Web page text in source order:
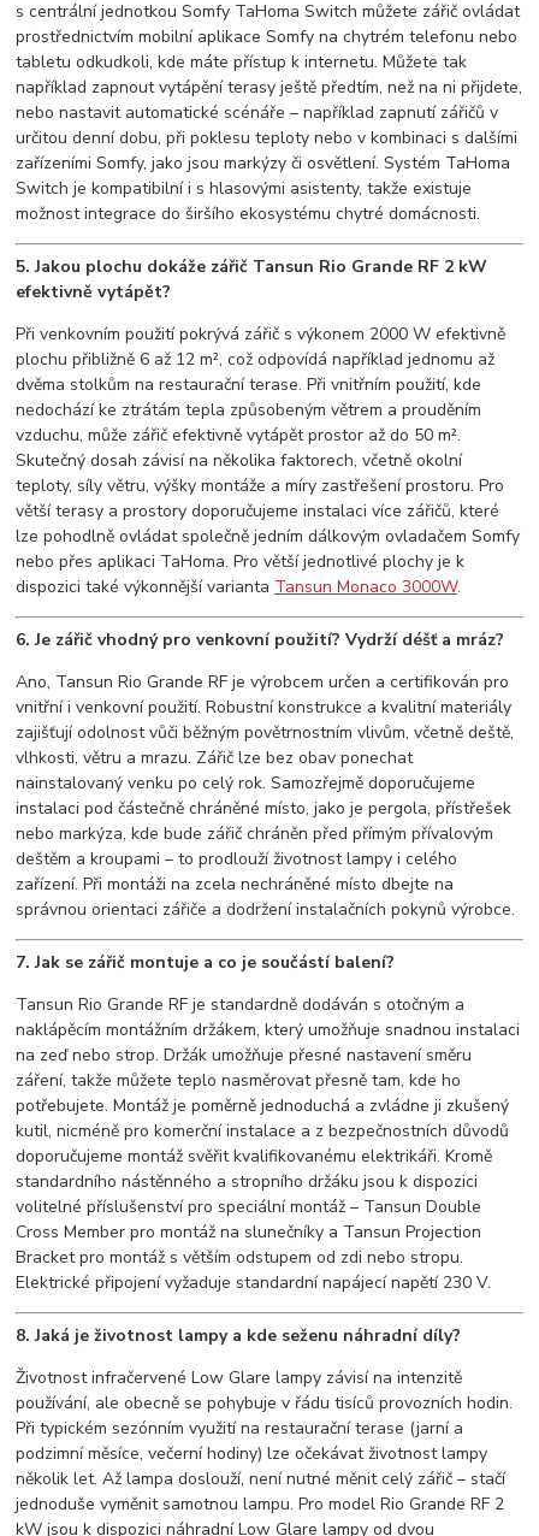
s centrální jednotkou Somfy TaHoma Switch můžete zářič ovládat
prostřednictvím mobilní aplikace Somfy na chytrém telefonu nebo
tabletu odkudkoli, kde máte přístup k internetu. Můžete tak
například zapnout vytápění terasy ještě předtím, než na ni přijdete,
nebo nastavit automatické scénáře – například zapnutí zářičů v
určitou denní dobu, při poklesu teploty nebo v kombinaci s dalšími
zařízeními Somfy, jako jsou markýzy či osvětlení. Systém TaHoma
Switch je kompatibilní i s hlasovými asistenty, takže existuje
možnost integrace do širšího ekosystému chytré domácnosti.
5. Jakou plochu dokáže zářič Tansun Rio Grande RF 2 kW
efektivně vytápět?
Při venkovním použití pokrývá zářič s výkonem 2000 W efektivně
plochu přibližně 6 až 12 m², což odpovídá například jednomu až
dvěma stolkům na restaurační terase. Při vnitřním použití, kde
nedochází ke ztrátám tepla způsobeným větrem a prouděním
vzduchu, může zářič efektivně vytápět prostor až do 50 m².
Skutečný dosah závisí na několika faktorech, včetně okolní
teploty, síly větru, výšky montáže a míry zastřešení prostoru. Pro
větší terasy a prostory doporučujeme instalaci více zářičů, které
lze pohodlně ovládat společně jedním dálkovým ovladačem Somfy
nebo přes aplikaci TaHoma. Pro větší jednotlivé plochy je k
dispozici také výkonnější varianta Tansun Monaco 3000W.
6. Je zářič vhodný pro venkovní použití? Vydrží déšť a mráz?
Ano, Tansun Rio Grande RF je výrobcem určen a certifikován pro
vnitřní i venkovní použití. Robustní konstrukce a kvalitní materiály
zajišťují odolnost vůči běžným povětrnostním vlivům, včetně deště,
vlhkosti, větru a mrazu. Zářič lze bez obav ponechat
nainstalovaný venku po celý rok. Samozřejmě doporučujeme
instalaci pod částečně chráněné místo, jako je pergola, přístřešek
nebo markýza, kde bude zářič chráněn před přímým přívalovým
deštěm a kroupami – to prodlouží životnost lampy i celého
zařízení. Při montáži na zcela nechráněné místo dbejte na
správnou orientaci zářiče a dodržení instalačních pokynů výrobce.
7. Jak se zářič montuje a co je součástí balení?
Tansun Rio Grande RF je standardně dodáván s otočným a
naklápěcím montážním držákem, který umožňuje snadnou instalaci
na zeď nebo strop. Držák umožňuje přesné nastavení směru
záření, takže můžete teplo nasměrovat přesně tam, kde ho
potřebujete. Montáž je poměrně jednoduchá a zvládne ji zkušený
kutil, nicméně pro komerční instalace a z bezpečnostních důvodů
doporučujeme montáž svěřit kvalifikovanému elektrikáři. Kromě
standardního nástěnného a stropního držáku jsou k dispozici
volitelné příslušenství pro speciální montáž – Tansun Double
Cross Member pro montáž na slunečníky a Tansun Projection
Bracket pro montáž s větším odstupem od zdi nebo stropu.
Elektrické připojení vyžaduje standardní napájecí napětí 230 V.
8. Jaká je životnost lampy a kde seženu náhradní díly?
Životnost infračervené Low Glare lampy závisí na intenzitě
používání, ale obecně se pohybuje v řádu tisíců provozních hodin.
Při typickém sezónním využití na restaurační terase (jarní a
podzimní měsíce, večerní hodiny) lze očekávat životnost lampy
několik let. Až lampa doslouží, není nutné měnit celý zářič – stačí
jednoduše vyměnit samotnou lampu. Pro model Rio Grande RF 2
kW jsou k dispozici náhradní Low Glare lampy od dvou